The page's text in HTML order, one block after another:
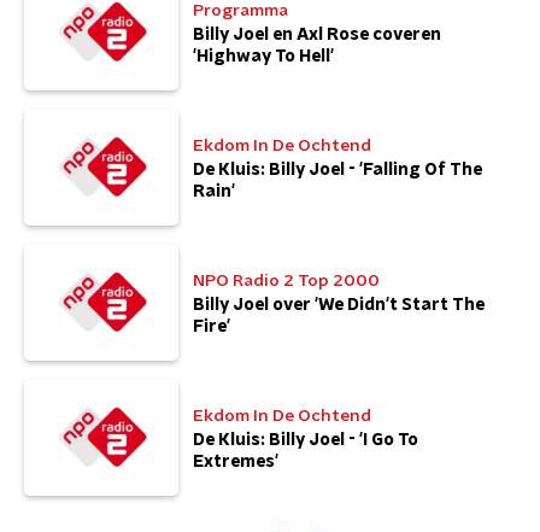
Programma
Billy Joel en Axl Rose coveren
'Highway To Hell'
Ekdom In De Ochtend
De Kluis: Billy Joel - 'Falling Of The
Rain'
NPO Radio 2 Top 2000
Billy Joel over 'We Didn't Start The
Fire'
Ekdom In De Ochtend
De Kluis: Billy Joel - 'I Go To
Extremes'